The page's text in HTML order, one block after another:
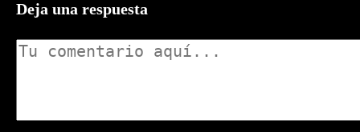
Deja una respuesta
Comentario